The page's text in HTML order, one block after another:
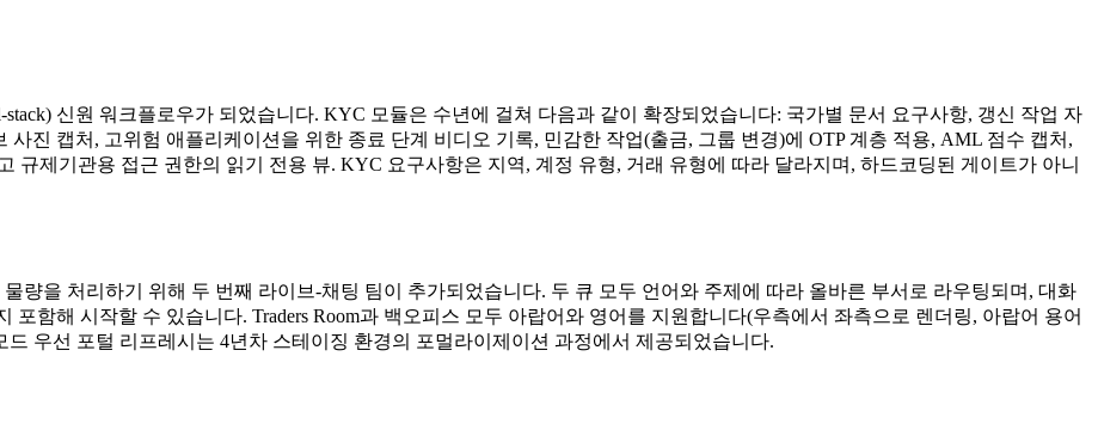
신원 워크플로우가 되었습니다. KYC 모듈은 수년에 걸쳐 다음과 같이 확장되었습니다: 국가별 문서 요구사항, 갱신 작업 자
진 캡처, 고위험 애플리케이션을 위한 종료 단계 비디오 기록, 민감한 작업(출금, 그룹 변경)에 OTP 계층 적용, AML 점수 캡처,
규제기관용 접근 권한의 읽기 전용 뷰. KYC 요구사항은 지역, 계정 유형, 거래 유형에 따라 달라지며, 하드코딩된 게이트가 아니
량을 처리하기 위해 두 번째 라이브-채팅 팀이 추가되었습니다. 두 큐 모두 언어와 주제에 따라 올바른 부서로 라우팅되며, 대화
함해 시작할 수 있습니다. Traders Room과 백오피스 모두 아랍어와 영어를 지원합니다(우측에서 좌측으로 렌더링, 아랍어 용어
우선 포털 리프레시는 4년차 스테이징 환경의 포멀라이제이션 과정에서 제공되었습니다.